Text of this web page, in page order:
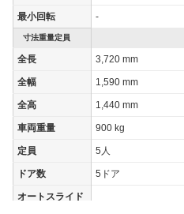
最小回転 -
寸法重量定員
全長 3,720 mm
全幅 1,590 mm
全高 1,440 mm
車両重量 900 kg
定員 5人
ドア数 5ドア
オートスライド